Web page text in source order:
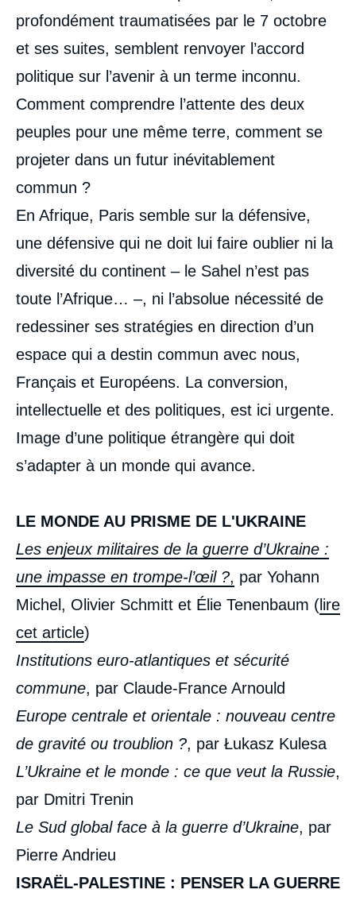
profondément traumatisées par le 7 octobre
et ses suites, semblent renvoyer l’accord
politique sur l’avenir à un terme inconnu.
Comment comprendre l’attente des deux
peuples pour une même terre, comment se
projeter dans un futur inévitablement
commun ?
En Afrique, Paris semble sur la défensive,
une défensive qui ne doit lui faire oublier ni la
diversité du continent – le Sahel n’est pas
toute l’Afrique… –, ni l’absolue nécessité de
redessiner ses stratégies en direction d’un
espace qui a destin commun avec nous,
Français et Européens. La conversion,
intellectuelle et des politiques, est ici urgente.
Image d’une politique étrangère qui doit
s’adapter à un monde qui avance.
LE MONDE AU PRISME DE L'UKRAINE
Les enjeux militaires de la guerre d’Ukraine :
une impasse en trompe-l’œil ?, par Yohann
Michel, Olivier Schmitt et Élie Tenenbaum ( lire
cet article)
Institutions euro-atlantiques et sécurité
commune, par Claude-France Arnould
Europe centrale et orientale : nouveau centre
de gravité ou troublion ?, par Łukasz Kulesa
L’Ukraine et le monde : ce que veut la Russie,
par Dmitri Trenin
Le Sud global face à la guerre d’Ukraine, par
Pierre Andrieu
ISRAËL-PALESTINE : PENSER LA GUERRE